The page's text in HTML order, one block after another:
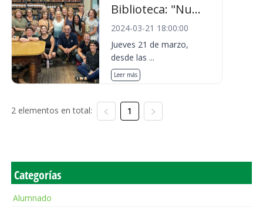
Biblioteca: "Nu...
2024-03-21 18:00:00
Jueves 21 de marzo,
desde las ...
Leer más
2 elementos en total: 1
Categorías
Alumnado